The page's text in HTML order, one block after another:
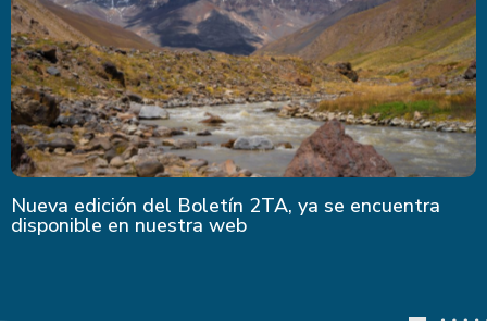
Nueva edición del Boletín 2TA, ya se encuentra
disponible en nuestra web